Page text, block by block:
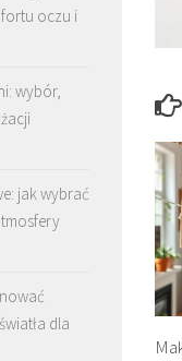
oczu i
wybór,
jak wybrać
dla